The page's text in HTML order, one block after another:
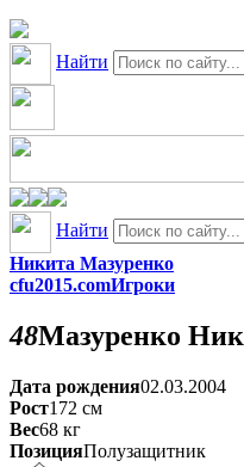
Найти
Найти
Никита Мазуренко
cfu2015.comИгроки
48Мазуренко
Дата рождения02.03.2004
Рост172 см
Вес68 кг
ПозицияПолузащитник